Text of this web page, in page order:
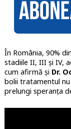
În România, 90%
stadiile II, III și IV,
cum afirmă și Dr.
bolii tratamentul
prelungi speranța